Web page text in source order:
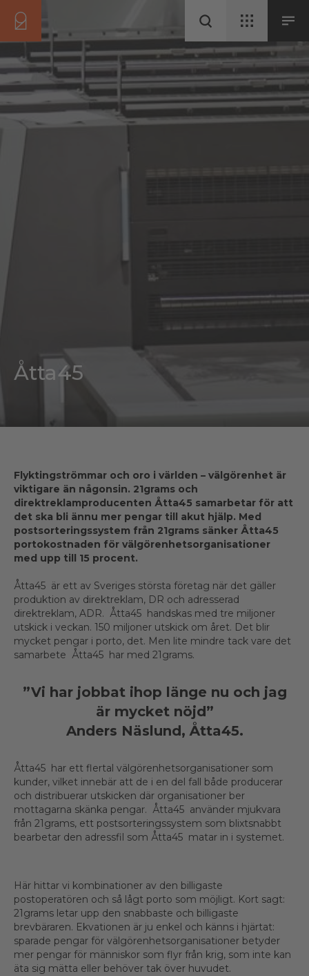
Åtta45
Flyktingströmmar och oro i världen – välgörenhet är
viktigare än någonsin. 21grams och
direktreklamproducenten Åtta45 samarbetar för att
det ska bli ännu mer pengar till akut hjälp. Med
postsorteringssystem från 21grams sänker Åtta45
portokostnaden för välgörenhetsorganisationer
med upp till 15 procent.
Åtta45 är ett av Sveriges största företag när det gäller
produktion av direktreklam, DR och adresserad
direktreklam, ADR. Åtta45 handskas med tre miljoner
utskick i veckan. 150 miljoner utskick om året. Det blir
mycket pengar i porto, det. Men lite mindre tack vare det
samarbete Åtta45 har med 21grams.
”Vi har jobbat ihop länge nu och jag
är mycket nöjd”
Anders Näslund, Åtta45.
Åtta45 har ett flertal välgörenhetsorganisationer som
kunder, vilket innebär att de i en del fall både producerar
och distribuerar utskicken där organisationer ber
mottagarna skänka pengar. Åtta45 använder mjukvara
från 21grams, ett postsorteringssystem som blixtsnabbt
bearbetar den adressfil som Åtta45 matar in i systemet.
Här hittar vi kombinationer av den billigaste
postoperatören och så lågt porto som möjligt. Kort sagt:
21grams letar upp den snabbaste och billigaste
brevbäraren. Ekvationen är ju enkel och känns i hjärtat:
sparade pengar för välgörenhetsorganisationer betyder
mer pengar för människor som flyr från krig, som inte kan
äta sig mätta eller behöver tak över huvudet.